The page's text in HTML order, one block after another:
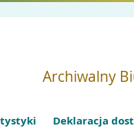
Archiwalny
Deklaracja